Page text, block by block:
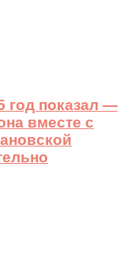
год показал —
вместе с